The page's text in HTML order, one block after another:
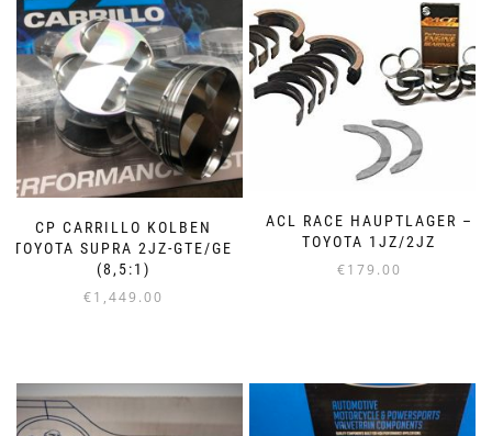
CP CARRILLO KOLBEN
TOYOTA SUPRA 2JZ-GTE/GE
(8,5:1)
€1,449.00
weist
ACL RACE HAUPTLAGER –
TOYOTA 1JZ/2JZ
€179.00
mehrere
Varianten
auf.